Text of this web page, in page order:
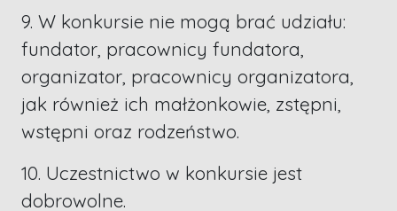
9. W konkursie nie mogą brać udziału:
fundator, pracownicy fundatora,
organizator, pracownicy organizatora,
jak również ich małżonkowie, zstępni,
wstępni oraz rodzeństwo.
10. Uczestnictwo w konkursie jest
dobrowolne.